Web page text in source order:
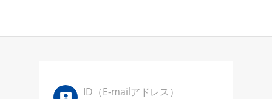
ID（E-mailアドレス）